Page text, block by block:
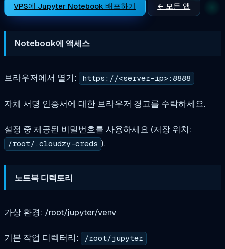
VPS에 Jupyter Notebook 배포하기 ← 모든 앱
Notebook에 액세스
브라우저에서 열기: https://<server-ip>:8888
자체 서명 인증서에 대한 브라우저 경고를 수락하세요.
설정 중 제공된 비밀번호를 사용하세요 (저장 위치:
/root/.cloudzy-creds ).
노트북 디렉토리
가상 환경: /root/jupyter/venv
기본 작업 디렉터리: /root/jupyter